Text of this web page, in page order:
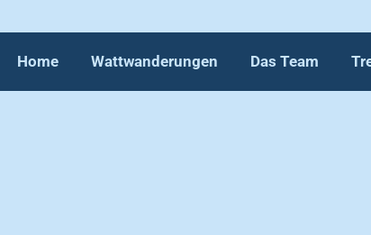
Home Wattwanderungen Das Team
Home Wattwanderungen Das Team